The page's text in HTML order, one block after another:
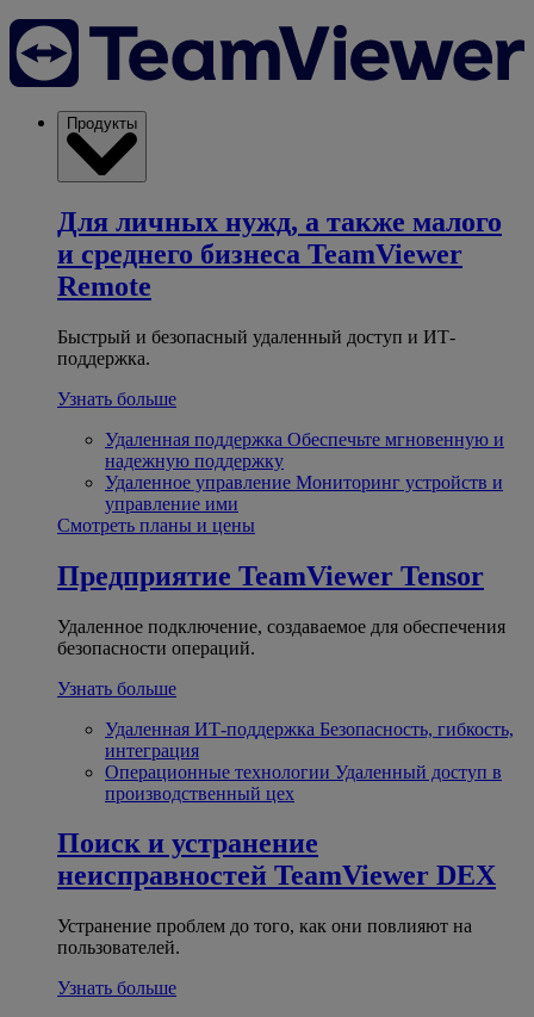
Продукты
Для личных нужд, а также малого
и среднего бизнеса TeamViewer
Remote
Быстрый и безопасный удаленный доступ и ИТ-
поддержка.
Узнать больше
Удаленная поддержка Обеспечьте мгновенную и
надежную поддержку
Удаленное управление Мониторинг устройств и
управление ими
Смотреть планы и цены
Предприятие TeamViewer Tensor
Удаленное подключение, создаваемое для обеспечения
безопасности операций.
Узнать больше
Удаленная ИТ-поддержка Безопасность, гибкость,
интеграция
Операционные технологии Удаленный доступ в
производственный цех
Поиск и устранение
неисправностей TeamViewer DEX
Устранение проблем до того, как они повлияют на
пользователей.
Узнать больше